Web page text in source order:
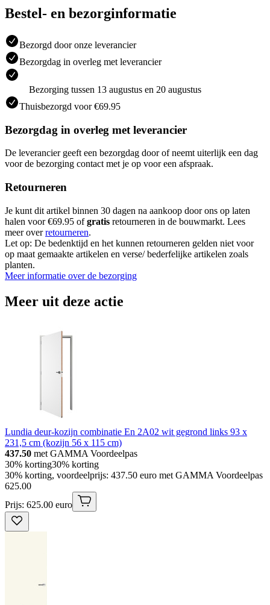
Bestel- en bezorginformatie
Bezorgd door onze leverancier
Bezorgdag in overleg met leverancier
Bezorging tussen 13 augustus en 20 augustus
Thuisbezorgd voor €69.95
Bezorgdag in overleg met leverancier
De leverancier geeft een bezorgdag door of neemt uiterlijk een dag
voor de bezorging contact met je op voor een afspraak.
Retourneren
Je kunt dit artikel binnen 30 dagen na aankoop door ons op laten
halen voor €69.95 ofgratis retourneren in de bouwmarkt. Lees
meer overretourneren.
Let op: De bedenktijd en het kunnen retourneren gelden niet voor
op maat gemaakte artikelen en verse/ bederfelijke artikelen zoals
planten.
Meer informatie over de bezorging
Meer uit deze actie
Lundia deur-kozijn combinatie En 2A02 wit gegrond links 93 x
231,5 cm (kozijn 56 x 115 cm)
437.50 met GAMMA Voordeelpas
30% korting30% korting
30% korting, voordeelprijs: 437.50 euro met GAMMA Voordeelpas
625.00
Prijs: 625.00 euro